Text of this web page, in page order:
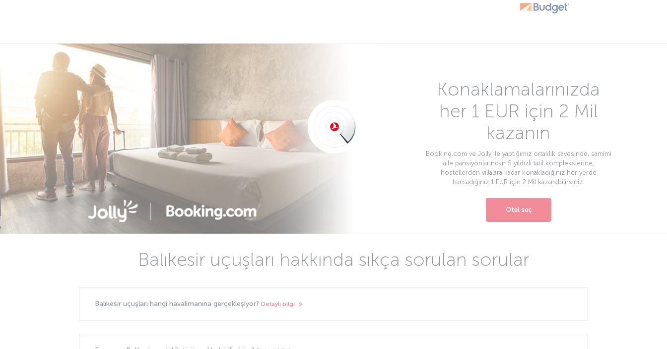
Konaklamalarınızda
her 1 EUR için 2 Mil
kazanın
Booking.com ve Jolly ile yaptığımız ortaklık sayesinde, samimi
aile pansiyonlarından 5 yıldızlı tatil komplekslerine,
hostellerden villalara kadar konakladığınız her yerde
harcadığınız 1 EUR için 2 Mil kazanabilirsiniz.
Otel seç
Balıkesir uçuşları hakkında sıkça sorulan sorular
Balıkesir uçuşları hangi havalimanına gerçekleşiyor? Detaylı bilgi